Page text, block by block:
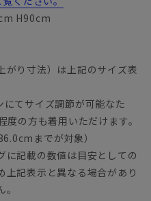
H90cm
り寸法）は上記のサイズ表
てサイズ調節が可能なた
の方も着用いただけます。
までが対象）
記載の数値は目安としての
上記表示と異なる場合があり